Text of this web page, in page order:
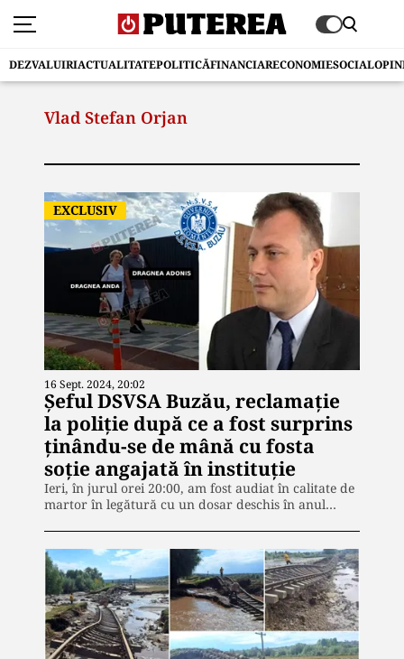
DEZVALUIRIACTUALITATEPOLITICĂFINANCIARECONOMIESOCIAL
Vlad Stefan Orjan
EXCLUSIV
16 Sept. 2024, 20:02
Șeful DSVSA Buzău, reclamație
la poliție după ce a fost surprins
ținându-se de mână cu fosta
soție angajată în instituție
Ieri, în jurul orei 20:00, am fost audiat în calitate de
martor în legătură cu un dosar deschis în anul…